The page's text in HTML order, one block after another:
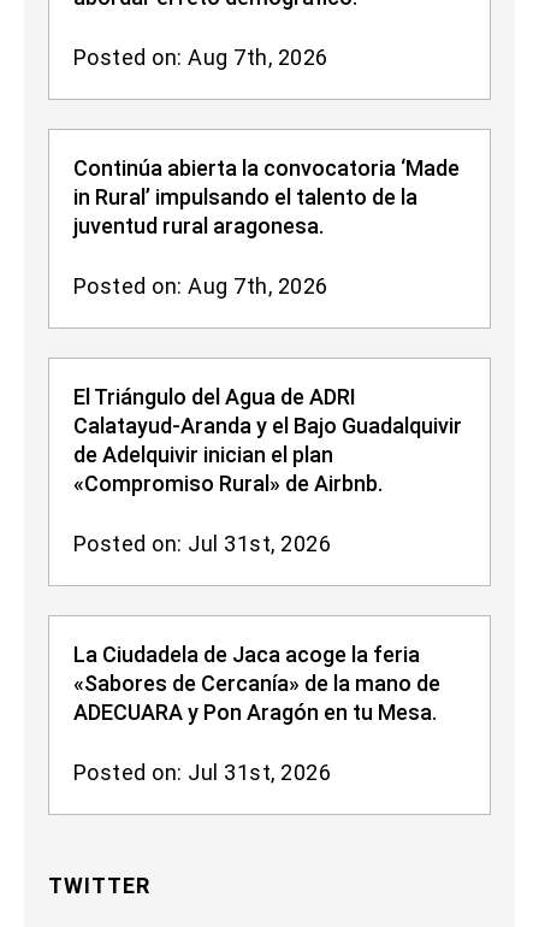
Posted on: Aug 7th, 2026
Continúa abierta la convocatoria ‘Made
in Rural’ impulsando el talento de la
juventud rural aragonesa.
Posted on: Aug 7th, 2026
El Triángulo del Agua de ADRI
Calatayud-Aranda y el Bajo Guadalquivir
de Adelquivir inician el plan
«Compromiso Rural» de Airbnb.
Posted on: Jul 31st, 2026
La Ciudadela de Jaca acoge la feria
«Sabores de Cercanía» de la mano de
ADECUARA y Pon Aragón en tu Mesa.
Posted on: Jul 31st, 2026
TWITTER